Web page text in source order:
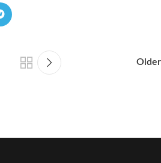
Older